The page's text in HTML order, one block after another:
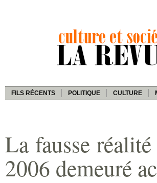
FILS RÉCENTS POLITIQUE CULTURE
La fausse
2006 demeuré